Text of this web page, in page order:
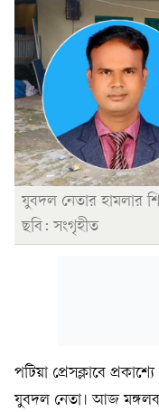
যুবদল নেতার হামলার
ছবি: সংগৃহীত
পটিয়া প্রেসক্লাবে
যুবদল নেতা। আজ